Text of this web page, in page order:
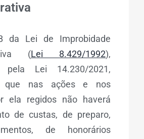
da Lei de Improbidade
(Lei 8.429/1992),
pela Lei 14.230/2021,
que nas ações e nos
ela regidos não haverá
de custas, de preparo,
de honorários